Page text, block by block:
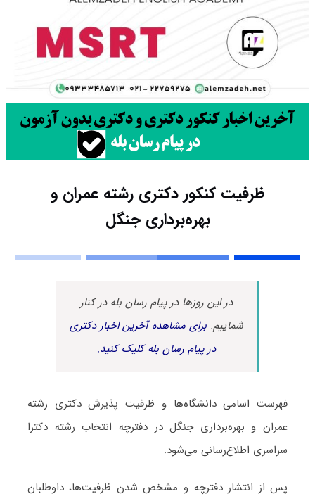
ظرفیت کنکور دکتری رشته ﻋﻤﺮان و
ﺑﻬﺮهﺑﺮداری ﺟﻨﮕﻞ
در این روزها در پیام رسان بله در کنار
شماییم.برای مشاهده آخرین اخبار دکتری
در پیام رسان بله کلیک کنید.
فهرست اسامی دانشگاه‌ها و ظرفیت پذیرش دکتری رشته
ﻋﻤﺮان و ﺑﻬﺮهﺑﺮداری ﺟﻨﮕﻞ در دفترچه انتخاب رشته دکترا
سراسری اطلاع‌رسانی می‌شود.
پس از انتشار دفترچه و مشخص شدن ظرفیت‌ها، داوطلبان